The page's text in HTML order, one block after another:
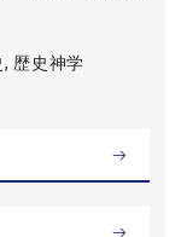
歴史神学